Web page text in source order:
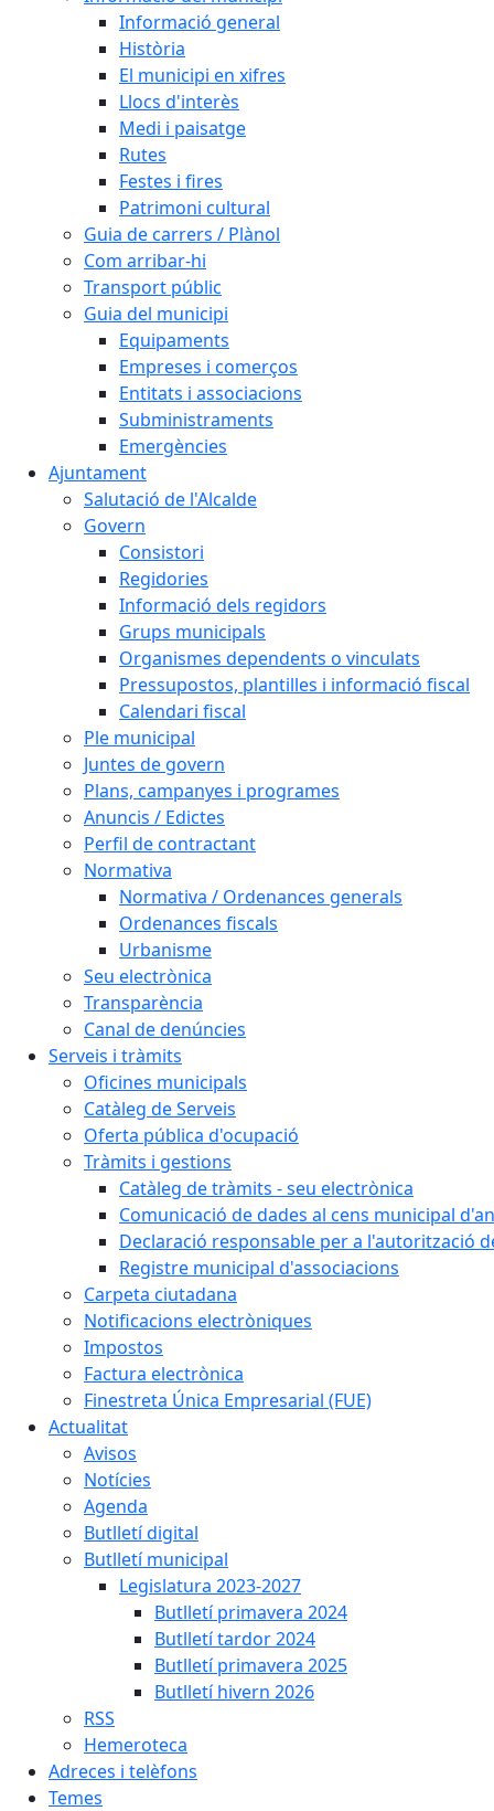
Informació general
Història
El municipi en xifres
Llocs d'interès
Medi i paisatge
Rutes
Festes i fires
Patrimoni cultural
Guia de carrers / Plànol
Com arribar-hi
Transport públic
Guia del municipi
Equipaments
Empreses i comerços
Entitats i associacions
Subministraments
Emergències
Ajuntament
Salutació de l'Alcalde
Govern
Consistori
Regidories
Informació dels regidors
Grups municipals
Organismes dependents o vinculats
Pressupostos, plantilles i informació fiscal
Calendari fiscal
Ple municipal
Juntes de govern
Plans, campanyes i programes
Anuncis / Edictes
Perfil de contractant
Normativa
Normativa / Ordenances generals
Ordenances fiscals
Urbanisme
Seu electrònica
Transparència
Canal de denúncies
Serveis i tràmits
Oficines municipals
Catàleg de Serveis
Oferta pública d'ocupació
Tràmits i gestions
Catàleg de tràmits - seu electrònica
Comunicació de dades al cens municipal
Declaració responsable per a l'autorització
Registre municipal d'associacions
Carpeta ciutadana
Notificacions electròniques
Impostos
Factura electrònica
Finestreta Única Empresarial (FUE)
Actualitat
Avisos
Notícies
Agenda
Butlletí digital
Butlletí municipal
Legislatura 2023-2027
Butlletí primavera 2024
Butlletí tardor 2024
Butlletí primavera 2025
Butlletí hivern 2026
RSS
Hemeroteca
Adreces i telèfons
Temes